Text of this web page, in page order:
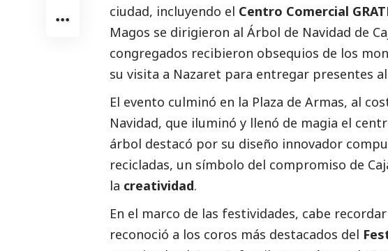
ciudad, incluyendo el Centro Comercial
Magos se dirigieron al Árbol de Navidad de
congregados recibieron obsequios de los
su visita a Nazaret para entregar presentes al
El evento culminó en la Plaza de Armas, al
Navidad, que iluminó y llenó de magia el
árbol destacó por su diseño innovador
recicladas, un símbolo del compromiso de
la creatividad.
En el marco de las festividades, cabe
reconoció a los coros más destacados del